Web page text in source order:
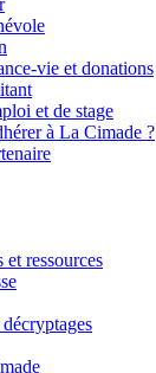
vie et donations
et de stage
à La Cimade ?
ressources